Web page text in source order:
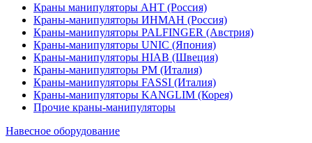
Краны манипуляторы АНТ (Россия)
Краны-манипуляторы ИНМАН (Россия)
Краны-манипуляторы PALFINGER (Австрия)
Краны-манипуляторы UNIC (Япония)
Краны-манипуляторы HIAB (Швеция)
Краны-манипуляторы PM (Италия)
Краны-манипуляторы FASSI (Италия)
Краны-манипуляторы KANGLIM (Корея)
Прочие краны-манипуляторы
Навесное оборудование